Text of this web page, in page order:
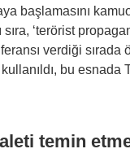
başlamasını
‘terörist
verdiği
bu
temin